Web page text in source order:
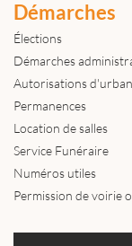
Démarches
Élections
Démarches
Autorisations
Permanences
Location de salles
Service Funéraire
Numéros utiles
Permission de voirie